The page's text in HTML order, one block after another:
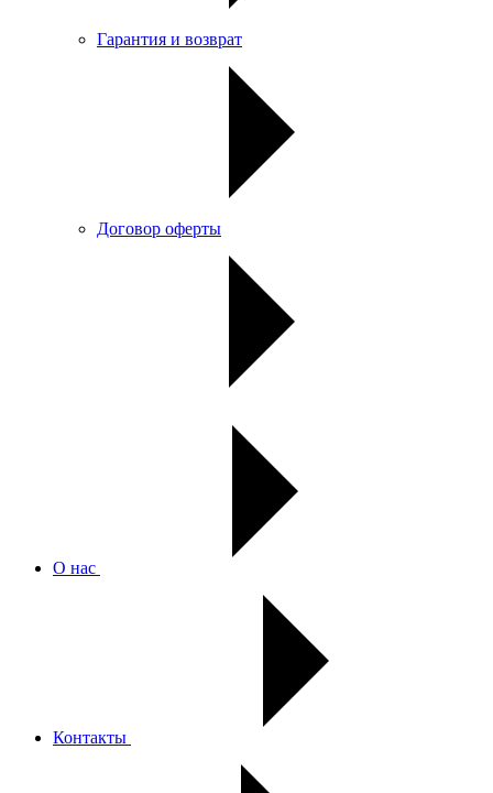
Гарантия и возврат
Договор оферты
О нас
Контакты